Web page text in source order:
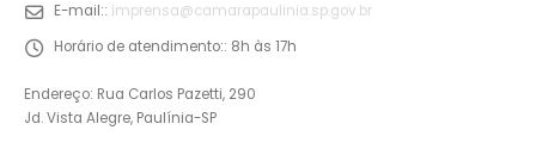
E-mail:: imprensa@camarapaulinia.sp.gov.br
Horário de atendimento:: 8h às 17h
Endereço: Rua Carlos Pazetti, 290
Jd. Vista Alegre, Paulínia-SP